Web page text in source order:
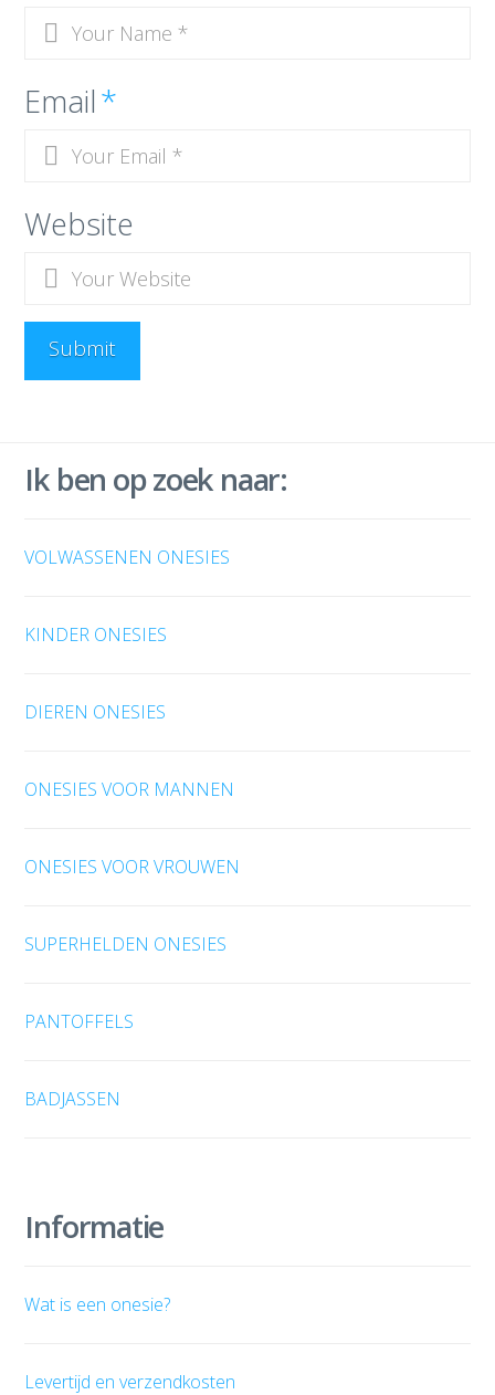
Email*
Website
Ik ben op zoek naar:
VOLWASSENEN ONESIES
KINDER ONESIES
DIEREN ONESIES
ONESIES VOOR MANNEN
ONESIES VOOR VROUWEN
SUPERHELDEN ONESIES
PANTOFFELS
BADJASSEN
Informatie
Wat is een onesie?
Levertijd en verzendkosten